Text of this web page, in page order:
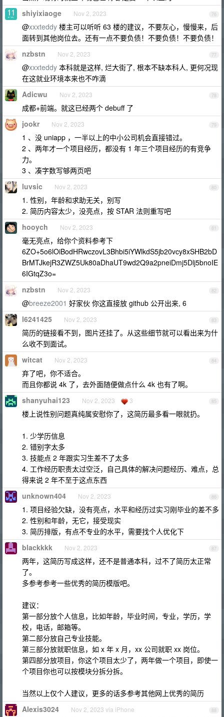
76
shiyixiaoge Nov 2, 2023
@xxxteddy 楼主可以听听 63 楼的建议，不要灰心，慢慢来，后
面转到其他岗位去。还有一点不要负债！不要负债！不要负债！
77
nzbstn Nov 2, 2023
@xxxteddy 本科就是这样, 烂大街了, 根本不缺本科人, 更何况现
在这就业环境本来也不咋滴
78
Adicwu Nov 2, 2023
成都+前端。就这已经两个 debuff 了
79
jookr Nov 2, 2023
1 、没 uniapp ，一半以上的中小公司机会直接错过。
2 、两年才一个项目经历，都没有 1 年三个项目经历的有竞争
力。
3 、凑字数写够两页吧
80
luvsic Nov 2, 2023
1. 性别，年龄和求助无关，别写
2. 简历内容太少，没亮点，按 STAR 法则重写吧
81
hooych Nov 2, 2023
毫无亮点，给你个资料参考下
6ZO+5o6lOiBodHRwczovL3Bhbi5iYWlkdS5jb20vcy8xSHB2bD
BrMTJkejR3ZWZ5Uk80aDhaUT9wd2Q9a2pneiDmj5Dlj5bnoIE
6IGtqZ3o=
82
nzbstn Nov 2, 2023
@breeze2001 好家伙 你这直接放 github 公开出来, 6
83
l6241425 Nov 2, 2023
简历的链接看不到，图片还挂了。从这些细节就可以看出来为什
么收不到面试。
84
witcat Nov 2, 2023
弃了吧，你不适合。
而且你都说 4k 了，去外面随便做点什么 4k 也有了啊。
85
shanyuhai123 Nov 2, 2023 3
楼上说性别问题真纯属安慰你了，这简历最多看一眼就扔。
1. 少学历信息
2. 错别字太多
3. 技能点 2 年跟实习生差不了太多
4. 工作经历职责太过空泛，自己具体的解决问题经历、难点，总
得来说 2 年不至于这点东西
86
unknown404 Nov 2, 2023
1. 项目经验欠缺，没有亮点，水平和经历过实习刚毕业的差不多
2. 性别和年龄，无它，接受现实
3. 简历排版，有点不专业的水平，需要找个人优化下
87
blackkkk Nov 2, 2023
两年，这简历写成这样，还不是普通本科，过不了简历太正常
了。
多参考参考一些优秀的简历模版吧。
建议：
第一部分放个人信息，比如年龄，毕业时间，专业，学历，学
校，电话，邮箱等。
第二部分放自己专业技能。
第三部分放就职信息，如 x 年 x 月，xx 公司就职 xx 岗位。
第四部分放项目，你这个项目太少了，两年做一个项目，即使一
个项目你也可以按模块分拆分拆。
当然以上仅个人建议，更多的话多参考其他网上优秀的简历
88
Alexis3024 Nov 2, 2023 via iPhone